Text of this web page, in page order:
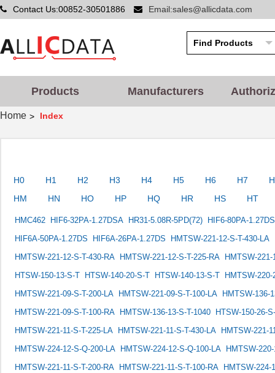
Contact Us:00852-30501886 Email:sales@allicdata.com
Products Manufacturers
Home > Index
H0 H1 H2 H3 H4 H5 H6 H7
HM
HN HO HP HQ HR HS HT
HMC462 HIF6-32PA-1.27DSA HR31-5.08R-5PD(72)
HIF6-80PA-1.27DS
HIF6A-50PA-1.27DS
HIF6A-26PA-1.27DS HMTSW-221-12-S-T-430-LA
HMTSW-221-12-S-T-430-RA
HMTSW-221-12-S-T-225-RA
HMTSW-
HTSW-150-13-S-T
HTSW-140-20-S-T HTSW-140-13-S-T
HMTSW-220-
HMTSW-221-09-S-T-200-LA
HMTSW-221-09-S-T-100-LA
HMTSW-136-
HMTSW-221-09-S-T-100-RA
HMTSW-136-13-S-T-1040
HTSW-150-26-
HMTSW-221-11-S-T-225-LA
HMTSW-221-11-S-T-430-LA
HMTSW-221-
HMTSW-224-12-S-Q-200-LA
HMTSW-224-12-S-Q-100-LA
HMTSW-
HMTSW-221-11-S-T-200-RA
HMTSW-221-11-S-T-100-RA
HMTSW-224-